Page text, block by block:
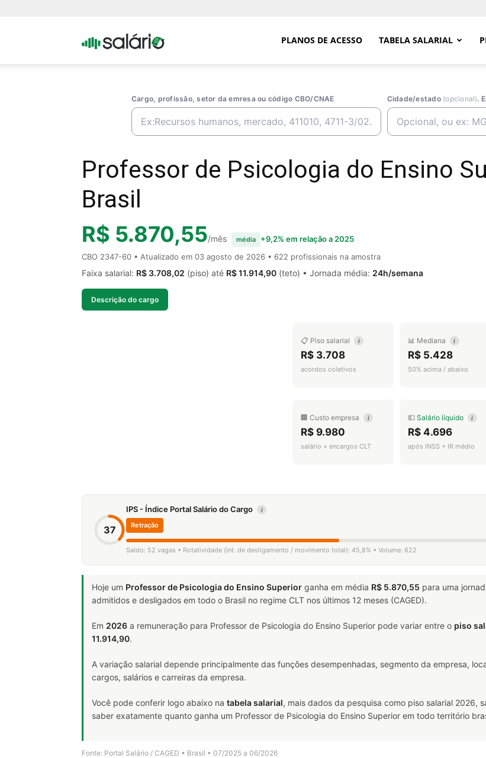
Portal PLANOS DE ACESSO TABELA SALARIAL
Cargo, profissão, setor da emresa ou código CBO/CNAE Cidade/estado (opcional).
Professor de Psicologia do Ensino
Brasil
R$ 5.870,55/mês média
+9,2% em relação a 2025
CBO 2347-60 • Atualizado em 03 agosto de 2026 • 622 profissionais na amostra
Faixa salarial: R$ 3.708,02 (piso) até R$ 11.914,90 (teto) • Jornada média: 24h/semana
Descrição do cargo
📋 Piso salarial i
R$ 3.708
acordos coletivos
📊 Mediana i
R$ 5.428
50% acima / abaixo
🏢 Custo empresa i
R$ 9.980
salário + encargos CLT
💵 Salário líquido i
R$ 4.696
após INSS + IR médio
37
IPS - Índice Portal Salário do Cargo i
Retração
Saldo: 52 vagas • Rotatividade (int. de desligamento / movimento total): 45,8% • Volume: 622
Hoje um Professor de Psicologia do Ensino Superior ganha em média R$ 5.870,55 para uma
admitidos e desligados em todo o Brasil no regime CLT nos últimos 12 meses (CAGED).
Em 2026 a remuneração para Professor de Psicologia do Ensino Superior pode variar entre o piso
11.914,90.
A variação salarial depende principalmente das funções desempenhadas, segmento da empresa,
cargos, salários e carreiras da empresa.
Você pode conferir logo abaixo na tabela salarial, mais dados da pesquisa como piso salarial 2026,
saber exatamente quanto ganha um Professor de Psicologia do Ensino Superior em todo território
Fonte: Portal Salário / CAGED • Brasil • 07/2025 a 06/2026